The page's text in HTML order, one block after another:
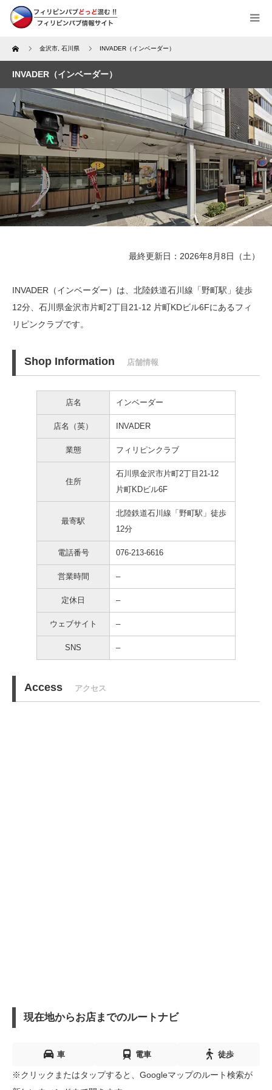
Home 金沢市 石川県 INVADER（インベーダー）
INVADER（インベーダー）
最終更新日：2026年8月8日（土）
INVADER（インベーダー）は、北陸鉄道石川線「野町駅」徒歩
12分、 石川県金沢市片町2丁目21-12 片町KDビル6Fにあるフィ
リピンクラブです。
Shop Information 店舗情報
店名 インベーダー
店名（英） INVADER
業態 フィリピンクラブ
住所
石川県金沢市片町2丁目21-12
片町KDビル6F
最寄駅
北陸鉄道石川線「野町駅」徒歩
12分
電話番号 076-213-6616
営業時間 –
定休日 –
ウェブサイト –
SNS –
Access アクセス
現在地からお店までのルートナビ
車 電車 徒歩
※クリックまたはタップすると、Googleマップのルート検索が